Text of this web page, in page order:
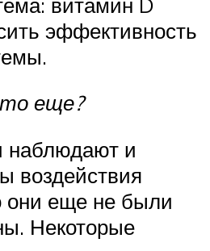
эффективность
еще?
наблюдают и
воздействия
они еще не были
Некоторые